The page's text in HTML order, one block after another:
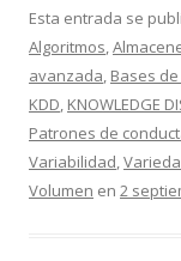
e
b
o
o
k
itt
er
Esta entrada se
Algoritmos,
avanzada, Bases
KDD, KNOWLEDGE
Patrones de
Variabilidad,
Volumen en 2